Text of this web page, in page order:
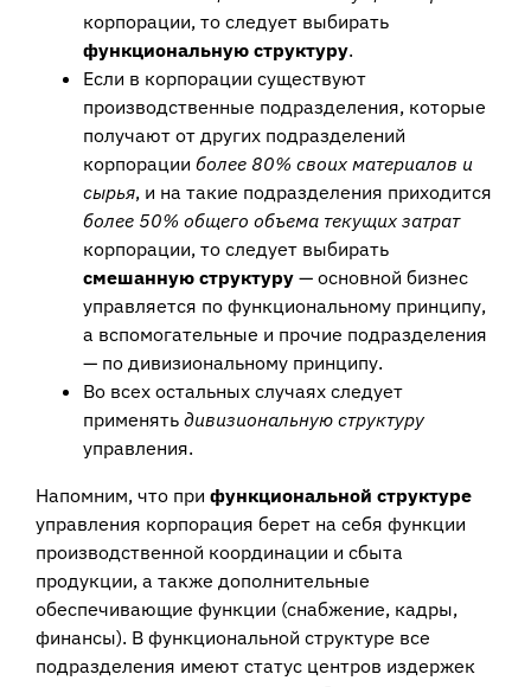
корпорации, то следует выбирать
функциональную структуру.
Если в корпорации существуют
производственные подразделения, которые
получают от других подразделений
корпорации более 80% своих материалов и
сырья, и на такие подразделения приходится
более 50% общего объема текущих затрат
корпорации, то следует выбирать
смешанную структуру — основной бизнес
управляется по функциональному принципу,
а вспомогательные и прочие подразделения
— по дивизиональному принципу.
Во всех остальных случаях следует
применять дивизиональную структуру
управления.
Напомним, что при функциональной структуре
управления корпорация берет на себя функции
производственной координации и сбыта
продукции, а также дополнительные
обеспечивающие функции (снабжение, кадры,
финансы). В функциональной структуре все
подразделения имеют статус центров издержек